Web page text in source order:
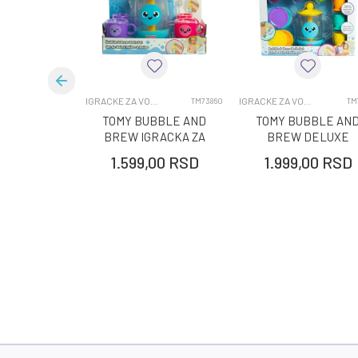
Kategorija
Uzrast 0-
TM73860
TOMY BUBBLE AND
BREW IGRACKA ZA
1.599,00 RSD
TOMY BUBBLE AND
BREW DELUXE
KUPANJE
1.999,00 RSD